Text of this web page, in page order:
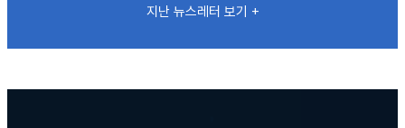
지난 뉴스레터 보기 +